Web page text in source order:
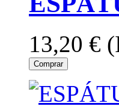
13,20 €
Comprar